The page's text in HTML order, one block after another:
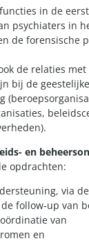
in de
psychiaters in
de forensische
de relaties
bij de geestelijke
en
opdrachten:
via
follow-up van
van
en